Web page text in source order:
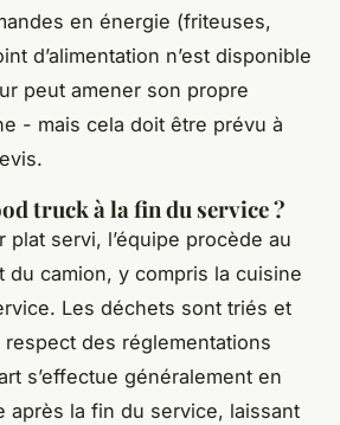
en énergie (friteuses,
d’alimentation n’est disponible
peut amener son propre
- mais cela doit être prévu à
truck à la fin du service ?
plat servi, l’équipe procède au
du camion, y compris la cuisine
Les déchets sont triés et
des réglementations
s’effectue généralement en
après la fin du service, laissant